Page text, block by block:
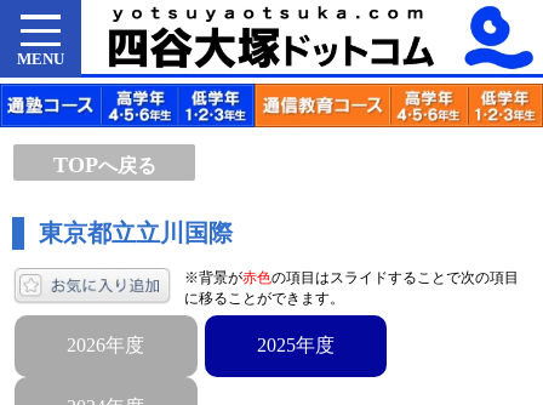
MENU
TOPへ戻る
東京都立立川国際
※背景が赤色の項目はスライドすることで次の項目
に移ることができます。
2026年度 2025年度